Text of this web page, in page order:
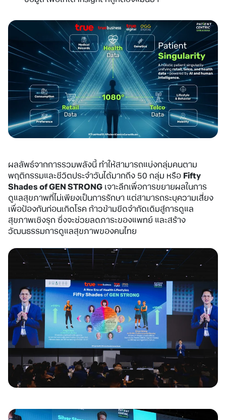
ผลลัพธ์จากการรวมพลังนี้ ทำให้สามารถแบ่งกลุ่มคนตาม
พฤติกรรมและชีวิตประจำวันได้มากถึง 50 กลุ่ม หรือFifty
Shades of GEN STRONGเจาะลึกเพื่อการขยายผลในการ
ดูแลสุขภาพที่ไม่เพียงเป็นการรักษา แต่สามารถระบุความเสี่ยง
เพื่อป้องกันก่อนเกิดโรค ก้าวข้ามขีดจำกัดเดิมสู่การดูแล
สุขภาพเชิงรุก ซึ่งจะช่วยลดภาระของแพทย์ และสร้าง
วัฒนธรรมการดูแลสุขภาพของคนไทย